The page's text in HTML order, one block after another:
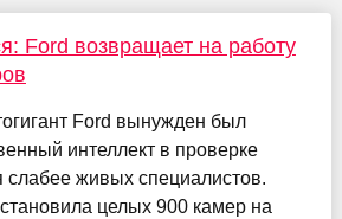
Ford возвращает на работу
Ford вынужден был
интеллект в проверке
слабее живых специалистов.
целых 900 камер на